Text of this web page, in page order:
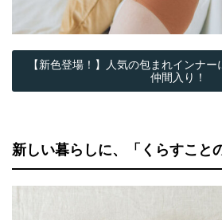
【新色登場！】人気の包まれインナ
仲間入り！
新しい暮らしに、「くらすこと